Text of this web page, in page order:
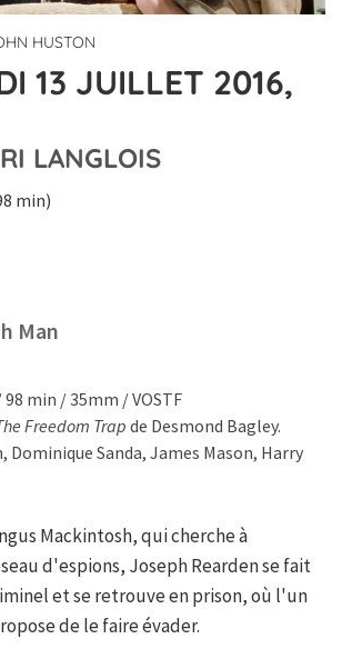
HUSTON
13 JUILLET 2016,
LANGLOIS
min)
Man
min / 35mm / VOSTF
Freedom Trap de Desmond Bagley.
Dominique Sanda, James Mason, Harry
Mackintosh, qui cherche à
d'espions, Joseph Rearden se fait
et se retrouve en prison, où l'un
de le faire évader.